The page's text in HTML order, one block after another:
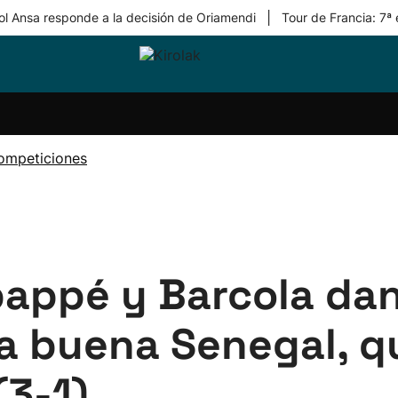
Ansa responde a la decisión de Oriamendi Tour de Francia: 7ª
Equipos
Competiciones
y Barcola
buena Senegal,